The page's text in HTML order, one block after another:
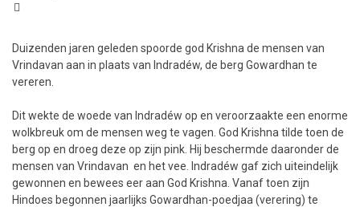
Duizenden jaren geleden spoorde god Krishna de mensen van
Vrindavan aan in plaats van Indradéw, de berg Gowardhan te
vereren.
Dit wekte de woede van Indradéw op en veroorzaakte een enorme
wolkbreuk om de mensen weg te vagen. God Krishna tilde toen de
berg op en droeg deze op zijn pink. Hij beschermde daaronder de
mensen van Vrindavan en het vee. Indradéw gaf zich uiteindelijk
gewonnen en bewees eer aan God Krishna. Vanaf toen zijn
Hindoes begonnen jaarlijks Gowardhan-poedjaa (verering) te